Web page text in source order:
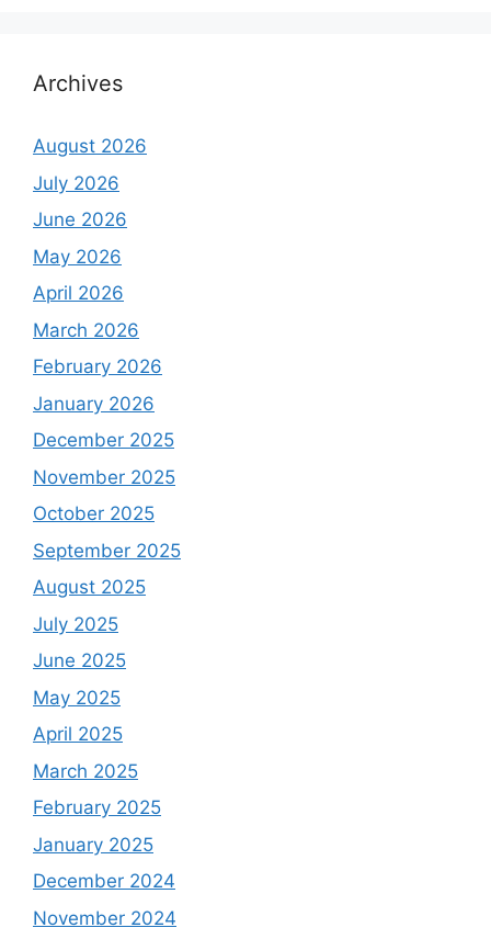
Archives
August 2026
July 2026
June 2026
May 2026
April 2026
March 2026
February 2026
January 2026
December 2025
November 2025
October 2025
September 2025
August 2025
July 2025
June 2025
May 2025
April 2025
March 2025
February 2025
January 2025
December 2024
November 2024